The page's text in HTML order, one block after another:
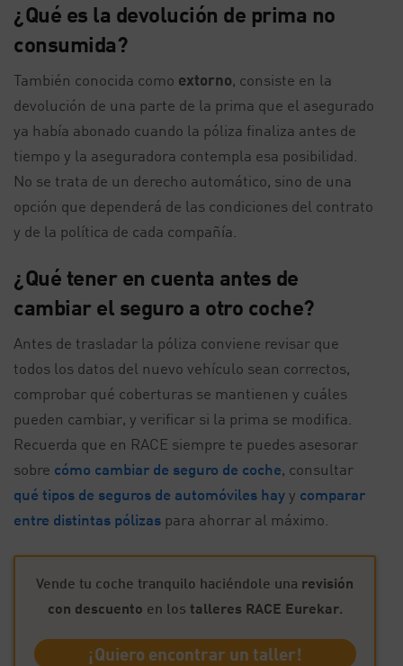
¿Qué es la devolución de prima no
consumida?
También conocida como extorno, consiste en la
devolución de una parte de la prima que el asegurado
ya había abonado cuando la póliza finaliza antes de
tiempo y la aseguradora contempla esa posibilidad.
No se trata de un derecho automático, sino de una
opción que dependerá de las condiciones del contrato
y de la política de cada compañía.
¿Qué tener en cuenta antes de
cambiar el seguro a otro coche?
Antes de trasladar la póliza conviene revisar que
todos los datos del nuevo vehículo sean correctos,
comprobar qué coberturas se mantienen y cuáles
pueden cambiar, y verificar si la prima se modifica.
Recuerda que en RACE siempre te puedes asesorar
sobre cómo cambiar de seguro de coche, consultar
qué tipos de seguros de automóviles hayy comparar
entre distintas pólizas para ahorrar al máximo.
Vende tu coche tranquilo haciéndole una revisión
con descuento en los talleres RACE Eurekar.
¡Quiero encontrar un taller!